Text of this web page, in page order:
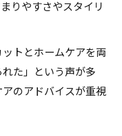
りやすさやスタイリ
トとホームケアを両
た」という声が多
のアドバイスが重視